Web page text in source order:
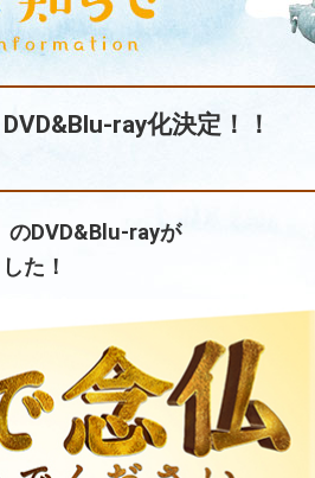
ray化決定！！
のDVD&Blu-rayが
た！